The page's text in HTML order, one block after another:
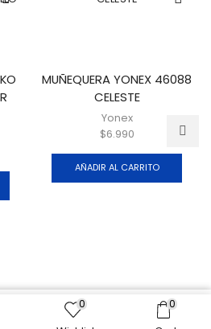
MUÑEQUERA YONEX 46088
CELESTE
Yonex
$6.990
AÑADIR AL CARRITO
0 0